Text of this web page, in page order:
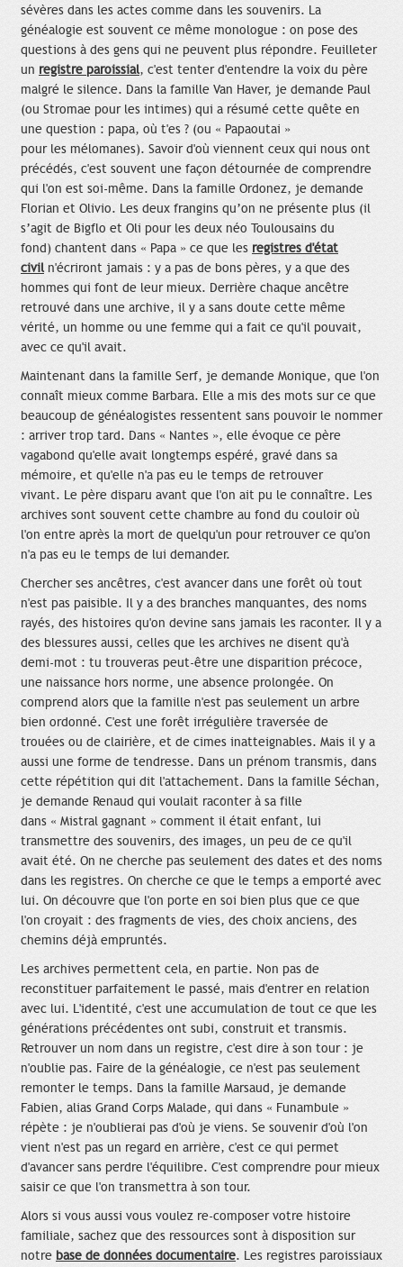
sévères dans les actes comme dans les souvenirs. La
généalogie est souvent ce même monologue : on pose des
questions à des gens qui ne peuvent plus répondre. Feuilleter
un registre paroissial, c'est tenter d'entendre la voix du père
malgré le silence. Dans la famille Van Haver, je demande Paul
(ou Stromae pour les intimes) qui a résumé cette quête en
une question : papa, où t'es ? (ou « Papaoutai »
pour les mélomanes). Savoir d'où viennent ceux qui nous ont
précédés, c'est souvent une façon détournée de comprendre
qui l'on est soi-même. Dans la famille Ordonez, je demande
Florian et Olivio. Les deux frangins qu’on ne présente plus (il
s’agit de Bigflo et Oli pour les deux néo Toulousains du
fond) chantent dans « Papa » ce que les registres d'état
civiln'écriront jamais : y a pas de bons pères, y a que des
hommes qui font de leur mieux. Derrière chaque ancêtre
retrouvé dans une archive, il y a sans doute cette même
vérité, un homme ou une femme qui a fait ce qu'il pouvait,
avec ce qu'il avait.
Maintenant dans la famille Serf, je demande Monique, que l'on
connaît mieux comme Barbara. Elle a mis des mots sur ce que
beaucoup de généalogistes ressentent sans pouvoir le nommer
: arriver trop tard. Dans « Nantes », elle évoque ce père
vagabond qu'elle avait longtemps espéré, gravé dans sa
mémoire, et qu'elle n'a pas eu le temps de retrouver
vivant. Le père disparu avant que l'on ait pu le connaître. Les
archives sont souvent cette chambre au fond du couloir où
l'on entre après la mort de quelqu'un pour retrouver ce qu'on
n'a pas eu le temps de lui demander.
Chercher ses ancêtres, c'est avancer dans une forêt où tout
n'est pas paisible. Il y a des branches manquantes, des noms
rayés, des histoires qu'on devine sans jamais les raconter. Il y a
des blessures aussi, celles que les archives ne disent qu'à
demi-mot : tu trouveras peut-être une disparition précoce,
une naissance hors norme, une absence prolongée. On
comprend alors que la famille n'est pas seulement un arbre
bien ordonné. C'est une forêt irrégulière traversée de
trouées ou de clairière, et de cimes inatteignables. Mais il y a
aussi une forme de tendresse. Dans un prénom transmis, dans
cette répétition qui dit l'attachement. Dans la famille Séchan,
je demande Renaud qui voulait raconter à sa fille
dans « Mistral gagnant » comment il était enfant, lui
transmettre des souvenirs, des images, un peu de ce qu'il
avait été. On ne cherche pas seulement des dates et des noms
dans les registres. On cherche ce que le temps a emporté avec
lui. On découvre que l'on porte en soi bien plus que ce que
l'on croyait : des fragments de vies, des choix anciens, des
chemins déjà empruntés.
Les archives permettent cela, en partie. Non pas de
reconstituer parfaitement le passé, mais d'entrer en relation
avec lui. L'identité, c'est une accumulation de tout ce que les
générations précédentes ont subi, construit et transmis.
Retrouver un nom dans un registre, c'est dire à son tour : je
n'oublie pas. Faire de la généalogie, ce n'est pas seulement
remonter le temps. Dans la famille Marsaud, je demande
Fabien, alias Grand Corps Malade, qui dans « Funambule »
répète : je n'oublierai pas d'où je viens. Se souvenir d'où l'on
vient n'est pas un regard en arrière, c'est ce qui permet
d'avancer sans perdre l'équilibre. C'est comprendre pour mieux
saisir ce que l'on transmettra à son tour.
Alors si vous aussi vous voulez re-composer votre histoire
familiale, sachez que des ressources sont à disposition sur
notre base de données documentaire. Les registres paroissiaux